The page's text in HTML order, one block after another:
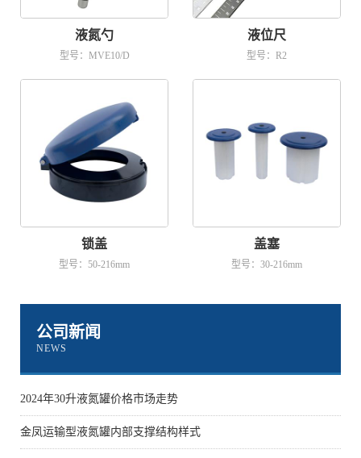
液氮勺
型号：MVE10/D
液位尺
型号：R2
锁盖
型号：50-216mm
盖塞
型号：30-216mm
公司新闻
NEWS
2024年30升液氮罐价格市场走势
金凤运输型液氮罐内部支撑结构样式